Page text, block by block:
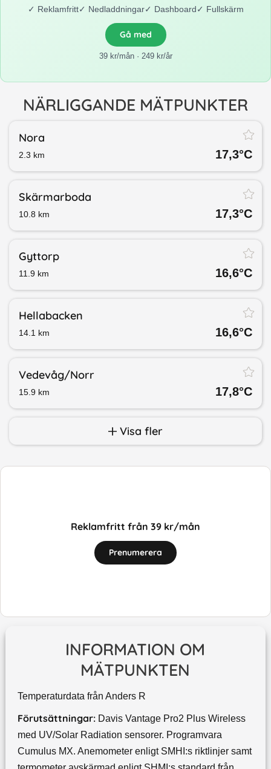
✓ Reklamfritt✓ Nedladdningar✓ Dashboard✓ Fullskärm
Gå med
39 kr/mån · 249 kr/år
NÄRLIGGANDE MÄTPUNKTER
Nora
2.3 km 17,3°C
Skärmarboda
10.8 km 17,3°C
Gyttorp
11.9 km 16,6°C
Hellabacken
14.1 km 16,6°C
Vedevåg/​Norr
15.9 km 17,8°C
Visa fler
Reklamfritt från 39 kr/mån
Prenumerera
INFORMATION OM
MÄTPUNKTEN
Temperaturdata från Anders R
Förutsättningar: Davis Vantage Pro2 Plus Wireless
med UV/Solar Radiation sensorer. Programvara
Cumulus MX. Anemometer enligt SMHI:s riktlinjer samt